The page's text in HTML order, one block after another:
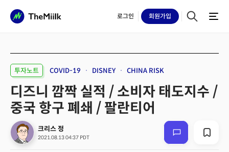
로그인 회원가입
투자노트 COVID-19 DISNEY CHINA RISK
디즈니 깜짝 실적 / 소비자 태도지수 /
중국 항구 폐쇄 / 팔란티어
크리스 정
2021.08.13 04:37 PDT